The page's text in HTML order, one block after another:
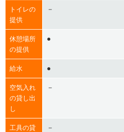
トイレの
提供
－
休憩場所
の提供
●
給水 ●
空気入れ
の貸し出
し
－
工具の貸
－